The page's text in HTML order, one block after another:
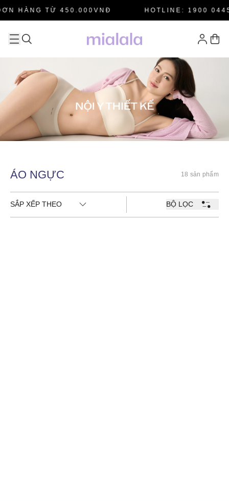
HÀNG TỪ 450.000VNĐ HOTLINE: 1900 0445
ÁO NGỰC 18 sản phẩm
SẮP XẾP THEO BỘ LỌC